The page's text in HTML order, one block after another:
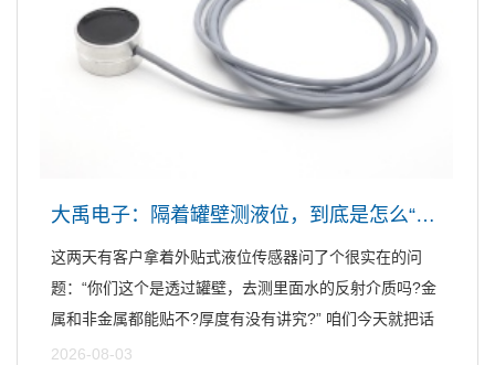
大禹电子：隔着罐壁测液位，到底是怎么“隔空取物”的？
这两天有客户拿着外贴式液位传感器问了个很实在的问
题：“你们这个是透过罐壁，去测里面水的反射介质吗?金
属和非金属都能贴不?厚度有没有讲究?” 咱们今天就把话
摊开...
2026-08-03